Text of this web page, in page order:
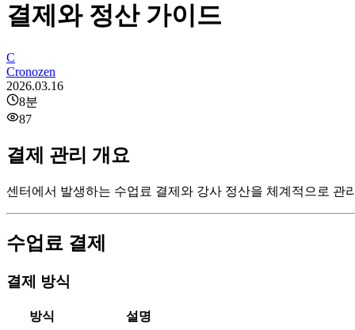
결제와 정산 가이드
C
Cronozen
2026.03.16
8분
87
결제 관리 개요
센터에서 발생하는 수업료 결제와 강사 정산을 체계적으로 관
수업료 결제
결제 방식
방식
설명